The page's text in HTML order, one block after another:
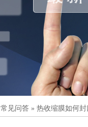
常见问答 » 热收缩膜如何封